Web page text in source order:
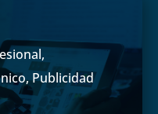
Publicidad